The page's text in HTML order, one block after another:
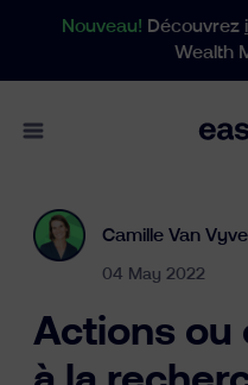
Nouveau! Découvrez
Wealth
Open main menu
Particuliers
Entreprises
Camille Van Vyve
04 May 2022
Actions ou